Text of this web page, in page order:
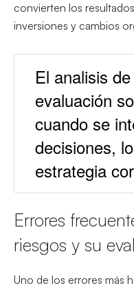
convierten los
inversiones y cambios
El analisis
evaluación
cuando se
decisiones,
estrategia
Errores
riesgos y su
Uno de los errores más